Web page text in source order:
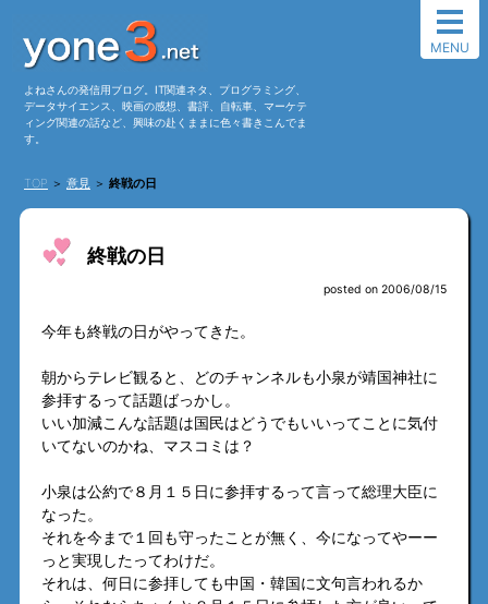
よねさんの発信用ブログ。IT関連ネタ、プログラミング、
データサイエンス、映画の感想、書評、自転車、マーケテ
ィング関連の話など、興味の赴くままに色々書きこんでま
す。
TOP ＞ 意見 ＞ 終戦の日
MENU
終戦の日
posted on 2006/08/15
今年も終戦の日がやってきた。
朝からテレビ観ると、どのチャンネルも小泉が靖国神社に
参拝するって話題ばっかし。
いい加減こんな話題は国民はどうでもいいってことに気付
いてないのかね、マスコミは？
小泉は公約で８月１５日に参拝するって言って総理大臣に
なった。
それを今まで１回も守ったことが無く、今になってやーー
っと実現したってわけだ。
それは、何日に参拝しても中国・韓国に文句言われるか